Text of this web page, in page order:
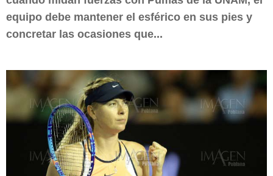
equipo debe mantener el esférico en sus pies y
concretar las ocasiones que...